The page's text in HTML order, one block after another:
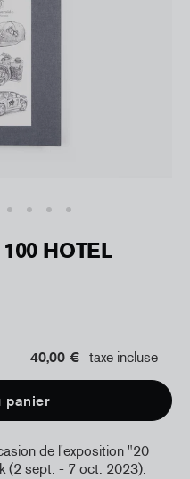
HOTEL
40,00 € taxe incluse
panier
de l'exposition "20
(2 sept. - 7 oct. 2023).